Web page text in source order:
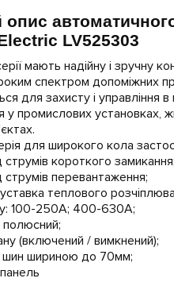
LV525303
мають надійну і зручну
спектром допоміжних
для захисту і управління
у промислових установках,
для широкого кола
струмів короткого замикання;
струмів перевантаження;
теплового
100-250А; 400-630А;
(включений / вимкнений);
шириною до 70мм;